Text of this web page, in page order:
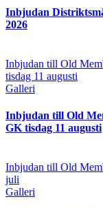
Inbjudan
2026
Inbjudan till Old
tisdag 11 augusti
Galleri
Inbjudan till Old
GK tisdag 11 augusti
Inbjudan till Old
juli
Galleri